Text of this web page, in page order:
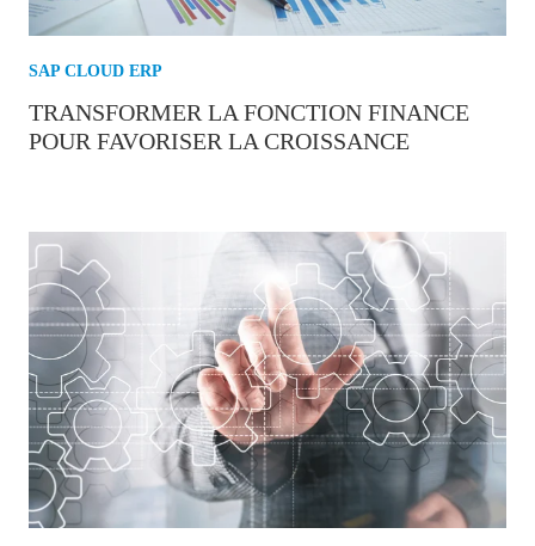
SAP CLOUD ERP
TRANSFORMER LA FONCTION FINANCE
POUR FAVORISER LA CROISSANCE